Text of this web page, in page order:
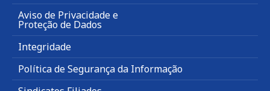
Aviso de Privacidade e
Proteção de Dados
Integridade
Política de Segurança da Informação